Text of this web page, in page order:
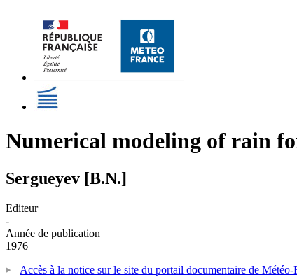
Numerical modeling of rain
Sergueyev [B.N.]
Editeur
-
Année de publication
1976
Accès à la notice sur le site du portail documentaire de Météo-